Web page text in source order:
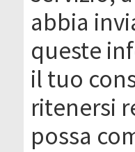
abbia
queste
il tuo
ritenersi
possa